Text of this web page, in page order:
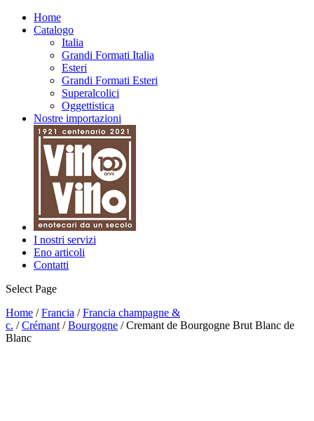
Home
Catalogo
Italia
Grandi Formati Italia
Esteri
Grandi Formati Esteri
Superalcolici
Oggettistica
Nostre importazioni
I nostri servizi
Eno articoli
Contatti
Select Page
Home /Francia /Francia champagne &
c. /Crémant /Bourgogne / Cremant de Bourgogne Brut Blanc de
Blanc